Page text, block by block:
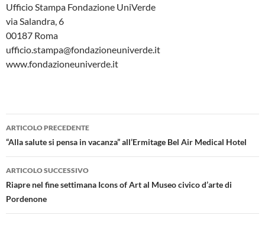
Ufficio Stampa Fondazione UniVerde
via Salandra, 6
00187 Roma
ufficio.stampa@fondazioneuniverde.it
www.fondazioneuniverde.it
Navigazione
articolo
ARTICOLO PRECEDENTE
“Alla salute si pensa in vacanza” all’Ermitage Bel Air Medical Hotel
ARTICOLO SUCCESSIVO
Riapre nel fine settimana Icons of Art al Museo civico d’arte di
Pordenone